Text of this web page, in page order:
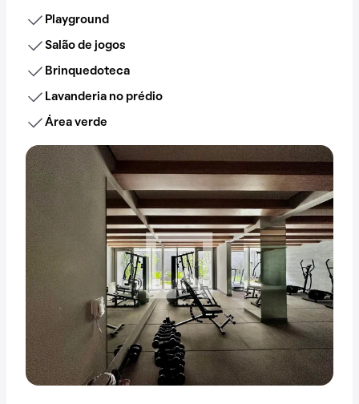
Playground
Salão de jogos
Brinquedoteca
Lavanderia no prédio
Área verde